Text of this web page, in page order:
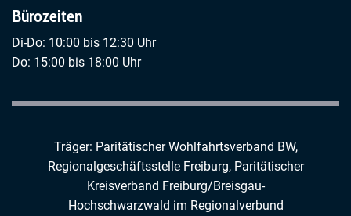
Bürozeiten
Di-Do: 10:00 bis 12:30 Uhr
Do: 15:00 bis 18:00 Uhr
Träger: Paritätischer Wohlfahrtsverband BW,
Regionalgeschäftsstelle Freiburg, Paritätischer
Kreisverband Freiburg/Breisgau-
Hochschwarzwald im Regionalverbund